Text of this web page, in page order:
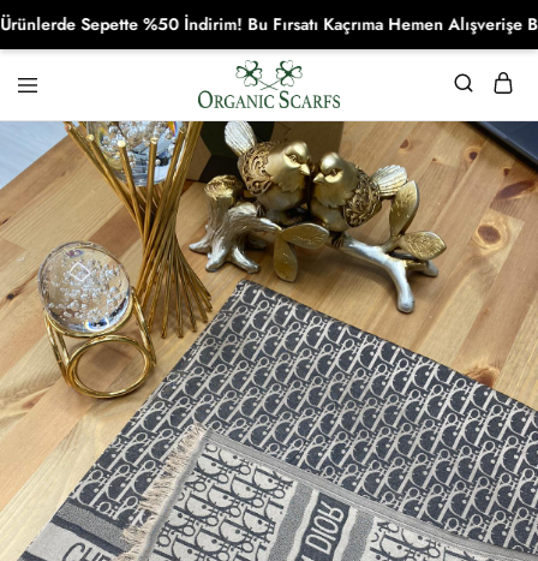
Organikscarf
Sepette %50 İndirim! Bu Fırsatı Kaçrıma Hemen Alışverişe Başla!